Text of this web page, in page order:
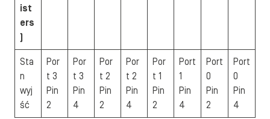
ist
ers
)
Sta
n
wyj
ść
Por
t 3
Pin
2
Por
t 3
Pin
4
Por
t 2
Pin
2
Por
t 2
Pin
4
Por
t 1
Pin
2
Port
1
Pin
4
Port
0
Pin
2
Port
0
Pin
4